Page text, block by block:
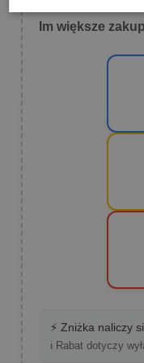
Im większe
⚡ Zniżka naliczy
ℹ️ Rabat dotyczy